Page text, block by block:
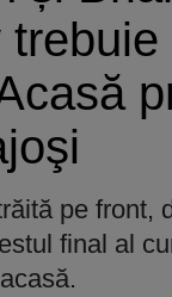
trebuie
pe front,
final al